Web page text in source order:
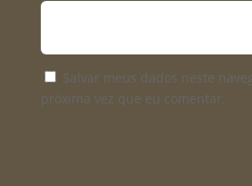
Salvar meus dados neste
próxima vez que eu comentar.